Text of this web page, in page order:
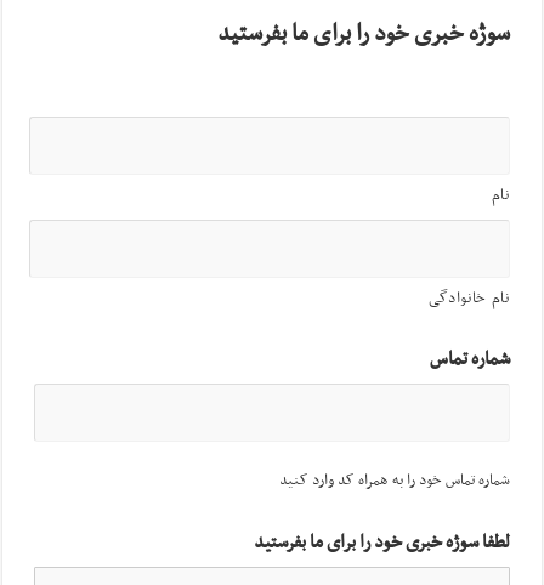
سوژه خبری خود را برای ما بفرستید
نام
نام خانوادگی
شماره تماس
شماره تماس خود را به همراه کد وارد کنید
لطفا سوژه خبری خود را برای ما بفرستید